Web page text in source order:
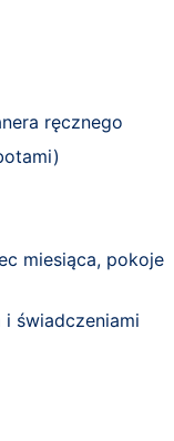
ręcznego
miesiąca, pokoje
świadczeniami